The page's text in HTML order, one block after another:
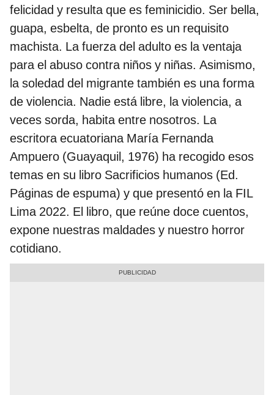
felicidad y resulta que es feminicidio. Ser bella,
guapa, esbelta, de pronto es un requisito
machista. La fuerza del adulto es la ventaja
para el abuso contra niños y niñas. Asimismo,
la soledad del migrante también es una forma
de violencia. Nadie está libre, la violencia, a
veces sorda, habita entre nosotros. La
escritora ecuatoriana María Fernanda
Ampuero (Guayaquil, 1976) ha recogido esos
temas en su libro Sacrificios humanos (Ed.
Páginas de espuma) y que presentó en la FIL
Lima 2022. El libro, que reúne doce cuentos,
expone nuestras maldades y nuestro horror
cotidiano.